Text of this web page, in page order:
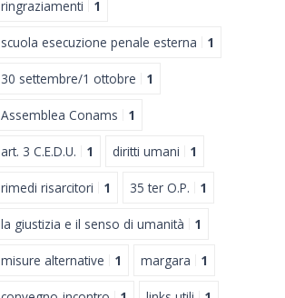
ringraziamenti 1
scuola esecuzione penale esterna 1
30 settembre/1 ottobre 1
Assemblea Conams 1
art. 3 C.E.D.U. 1 diritti umani 1
rimedi risarcitori 1 35 ter O.P. 1
la giustizia e il senso di umanità 1
misure alternative 1 margara 1